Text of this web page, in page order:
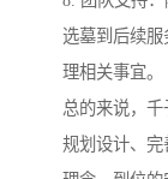
选墓到后续
理相关事宜。
总的来说，
规划设计、